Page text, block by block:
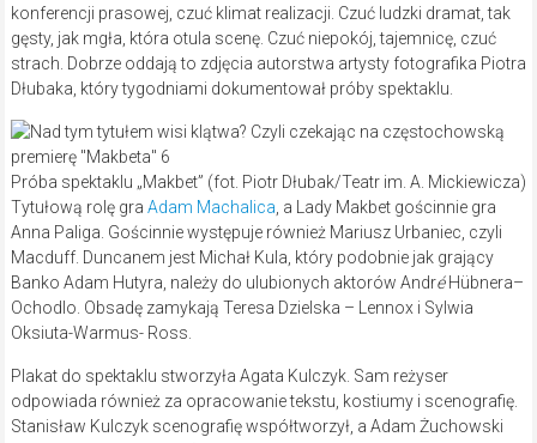
konferencji prasowej, czuć klimat realizacji. Czuć ludzki dramat, tak
gęsty, jak mgła, która otula scenę. Czuć niepokój, tajemnicę, czuć
strach. Dobrze oddają to zdjęcia autorstwa artysty fotografika Piotra
Dłubaka, który tygodniami dokumentował próby spektaklu.
Próba spektaklu „Makbet” (fot. Piotr Dłubak/Teatr im. A. Mickiewicza)
Tytułową rolę gra Adam Machalica , a Lady Makbet gościnnie gra
Anna Paliga. Gościnnie występuje również Mariusz Urbaniec, czyli
Macduff. Duncanem jest Michał Kula, który podobnie jak grający
Banko Adam Hutyra, należy do ulubionych aktorów AndréHübnera–
Ochodlo. Obsadę zamykają Teresa Dzielska – Lennox i Sylwia
Oksiuta-Warmus- Ross.
Plakat do spektaklu stworzyła Agata Kulczyk. Sam reżyser
odpowiada również za opracowanie tekstu, kostiumy i scenografię.
Stanisław Kulczyk scenografię współtworzył, a Adam Żuchowski